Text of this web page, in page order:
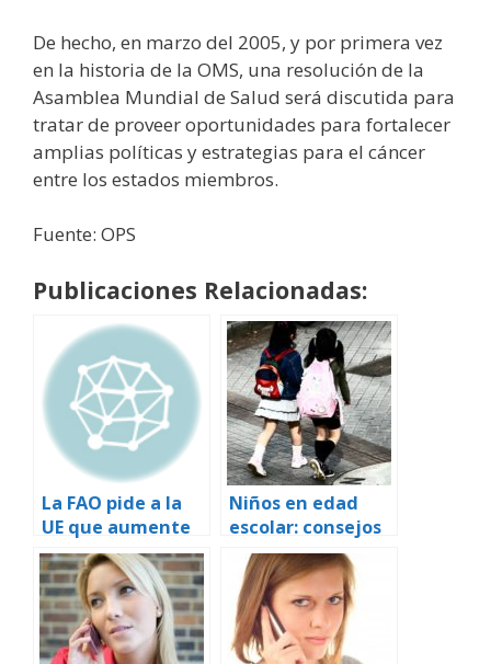
De hecho, en marzo del 2005, y por primera vez
en la historia de la OMS, una resolución de la
Asamblea Mundial de Salud será discutida para
tratar de proveer oportunidades para fortalecer
amplias políticas y estrategias para el cáncer
entre los estados miembros.
Fuente: OPS
Publicaciones Relacionadas:
La FAO pide a la
UE que aumente
los controles para
evitar
propagación de la
gripe aviar
Niños en edad
escolar: consejos
para prevenir
dolores de
espalda